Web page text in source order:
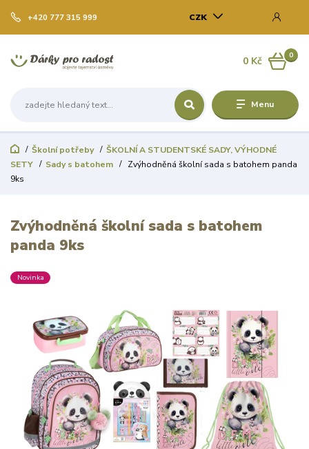
Menu
CZK
+420 777 315 999
0
0 Kč
Školní potřeby
ŠKOLNÍ A STUDENTSKÉ SADY, VÝHODNÉ
SETY
Sady s batohem
Zvýhodněná školní sada s batohem panda
9ks
Zvýhodněná školní sada s batohem
panda 9ks
Novinka